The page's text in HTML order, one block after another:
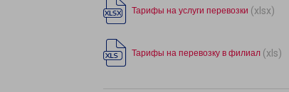
Тарифы на услуги перевозки (xlsx)
Тарифы на перевозку в филиал (xls)